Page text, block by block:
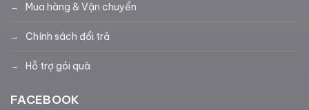
Mua hàng & Vận chuyển
Chính sách đổi trả
Hỗ trợ gói quà
FACEBOOK